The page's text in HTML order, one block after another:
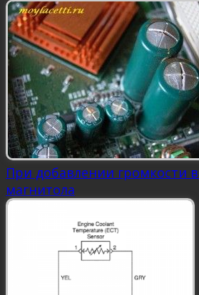
При добавлении громкости
магнитола